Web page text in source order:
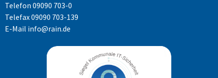
Telefon 09090 703-0
Telefax 09090 703-139
E-Mail info@rain.de